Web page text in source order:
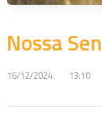
Nossa
16/12/2024 13:10